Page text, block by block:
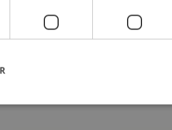
du visa upp dig för Hampus och tusentals